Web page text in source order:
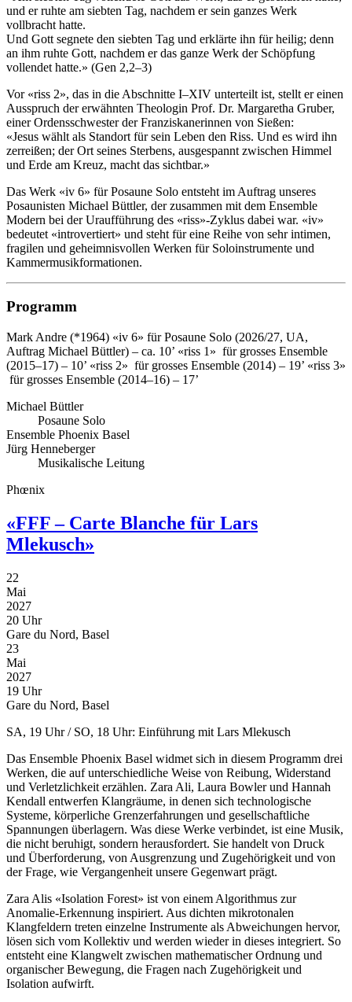
und er ruhte am siebten Tag, nachdem er sein ganzes Werk
vollbracht hatte.
Und Gott segnete den siebten Tag und erklärte ihn für heilig; denn
an ihm ruhte Gott, nachdem er das ganze Werk der Schöpfung
vollendet hatte.» (Gen 2,2–3)
Vor «riss 2», das in die Abschnitte I–XIV unterteilt ist, stellt er einen
Ausspruch der erwähnten Theologin Prof. Dr. Margaretha Gruber,
einer Ordensschwester der Franziskanerinnen von Sießen:
«Jesus wählt als Standort für sein Leben den Riss. Und es wird ihn
zerreißen; der Ort seines Sterbens, ausgespannt zwischen Himmel
und Erde am Kreuz, macht das sichtbar.»
Das Werk «iv 6» für Posaune Solo entsteht im Auftrag unseres
Posaunisten Michael Büttler, der zusammen mit dem Ensemble
Modern bei der Uraufführung des «riss»-Zyklus dabei war. «iv»
bedeutet «introvertiert» und steht für eine Reihe von sehr intimen,
fragilen und geheimnisvollen Werken für Soloinstrumente und
Kammermusikformationen.
Programm
Mark Andre (*1964) «iv 6» für Posaune Solo (2026/27, UA,
Auftrag Michael Büttler) – ca. 10’ «riss 1» für grosses Ensemble
(2015–17) – 10’ «riss 2» für grosses Ensemble (2014) – 19’ «riss 3»
für grosses Ensemble (2014–16) – 17’
Michael Büttler
Posaune Solo
Ensemble Phoenix Basel
Jürg Henneberger
Musikalische Leitung
Phœnix
«FFF – Carte Blanche für Lars
Mlekusch»
22
Mai
2027
20 Uhr
Gare du Nord, Basel
23
Mai
2027
19 Uhr
Gare du Nord, Basel
SA, 19 Uhr / SO, 18 Uhr: Einführung mit Lars Mlekusch
Das Ensemble Phoenix Basel widmet sich in diesem Programm drei
Werken, die auf unterschiedliche Weise von Reibung, Widerstand
und Verletzlichkeit erzählen. Zara Ali, Laura Bowler und Hannah
Kendall entwerfen Klangräume, in denen sich technologische
Systeme, körperliche Grenzerfahrungen und gesellschaftliche
Spannungen überlagern. Was diese Werke verbindet, ist eine Musik,
die nicht beruhigt, sondern herausfordert. Sie handelt von Druck
und Überforderung, von Ausgrenzung und Zugehörigkeit und von
der Frage, wie Vergangenheit unsere Gegenwart prägt.
Zara Alis «Isolation Forest» ist von einem Algorithmus zur
Anomalie-Erkennung inspiriert. Aus dichten mikrotonalen
Klangfeldern treten einzelne Instrumente als Abweichungen hervor,
lösen sich vom Kollektiv und werden wieder in dieses integriert. So
entsteht eine Klangwelt zwischen mathematischer Ordnung und
organischer Bewegung, die Fragen nach Zugehörigkeit und
Isolation aufwirft.